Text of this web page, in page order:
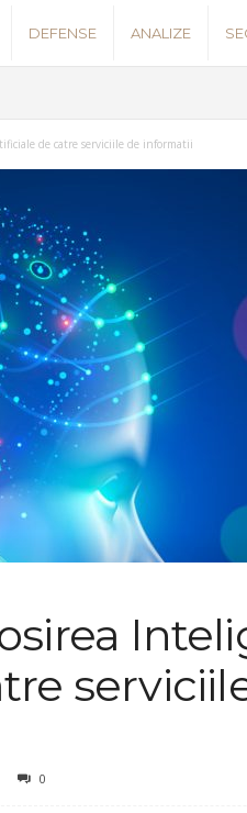
c
r
i
t
y
N
s
DEFENSE ANALIZE
de catre serviciile de informatii
0